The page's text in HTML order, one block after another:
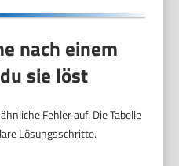
nach einem
sie löst
Fehler auf. Die Tabelle
Lösungsschritte.